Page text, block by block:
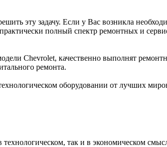
эту задачу. Если у Вас возникла
полный спектр ремонтных и
Chevrolet, качественно выполнят
ремонта.
оборудовании от лучших
так и в экономическом